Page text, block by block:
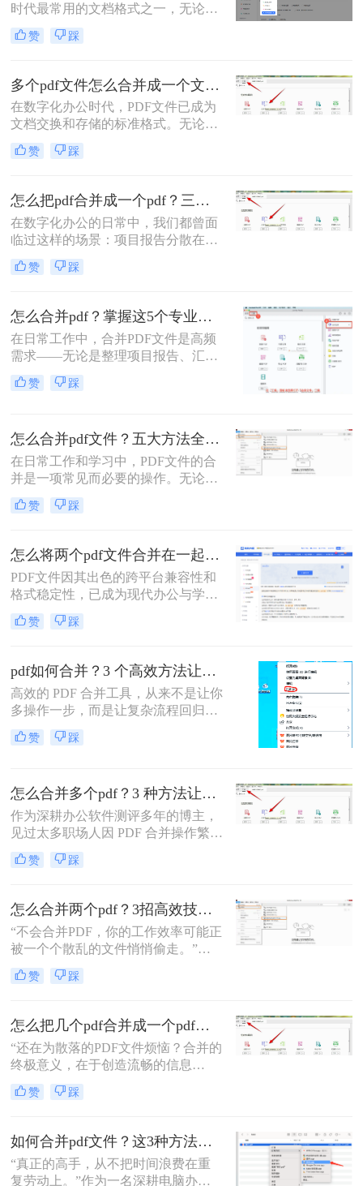
时代最常用的文档格式之一，无论是
学术论文、商务报告、电子书还是官
方文件，PDF都能保持原始格式在不
作和学习中，我们常常需要将多个
PDF文件合并成一个，以方便管理、
分享或打印。那么怎么把多个pdf文件
合并成一个呢？本文将全面解析多种
PDF合并方法，帮助您根据具体需求
选择最合适的解决方案。
赞 踩
多个pdf文件怎么合并成一个文件？从新手到高手的完整指南！
在数字化办公时代，PDF文件已成为
文档交换和存储的标准格式。无论是
学术研究、工作报告还是法律文件，
我们经常需要将多个PDF文件整合为
对这一需求时常常感到困惑。那么多
个pdf文件怎么合并成一个文件呢？本
文将详细介绍七种常用且高效的PDF
合并方法，涵盖不同平台、使用场景
和技术水平，助您轻松应对各种PDF
处理需求。
赞 踩
怎么把pdf合并成一个pdf？三招教你高效整合关键信息！
在数字化办公的日常中，我们都曾面
临过这样的场景：项目报告分散在多
个PDF里，学术论文章节各自独立，
或是一堆扫描合同需要整合。PDF合
响着我们的信息处理效率与专业形
象。那么怎么把pdf合并成一个pdf
呢？今天，作为一名深耕办公软件领
域多年的测评博主，我将为你揭秘三
种最高效的PDF合并方案，帮你彻底
摆脱文档管理的困扰。
赞 踩
怎么合并pdf？掌握这5个专业方法，效率提升300%！
在日常工作中，合并PDF文件是高频
需求——无论是整理项目报告、汇总
客户资料，还是准备学术论文。但许
多人仍在用低效、有风险的方法处理
我今天为你带来一份系统、专业的
PDF合并指南，助你告别效率低下与
安全隐患。
赞 踩
怎么合并pdf文件？五大方法全解析！
在日常工作和学习中，PDF文件的合
并是一项常见而必要的操作。无论是
整理报告、合并多个章节的电子书，
还是将扫描件整合为一份完整文档，
而，面对市场上琳琅满目的工具和方
法，许多用户往往感到困惑：哪种方
法最快捷？哪种最安全？怎么合并pdf
文件=
赞 踩
怎么将两个pdf文件合并在一起？五大方法全面解析！
PDF文件因其出色的跨平台兼容性和
格式稳定性，已成为现代办公与学术
交流中不可或缺的文件格式。然而，
当我们面对需要整合多个PDF文档的
任务就成为了一个常见挑战。
赞 踩
pdf如何合并？3 个高效方法让办公效率翻倍！
高效的 PDF 合并工具，从来不是让你
多操作一步，而是让复杂流程回归简
单本质。职场中，谁没遇到过需要将
多个 PDF 文件合并的场景？项目报告
整合为完整文档。
赞 踩
怎么合并多个pdf？3 种方法让效率翻倍”！
作为深耕办公软件测评多年的博主，
见过太多职场人因 PDF 合并操作繁
琐、格式错乱、隐私泄露踩坑。其实
选对方法，1 分钟就能搞定多文件合
赞 踩
怎么合并两个pdf？3招高效技巧，让你告别杂乱文档！
“不会合并PDF，你的工作效率可能正
被一个个散乱的文件悄悄偷走。”作
为一名从事电脑办公软件测评多年的
博主，小编经常被粉丝问到：“怎么
背后却藏着效率的巨大分水岭。职场
办公人群和自媒体创作者们，常常陷
入信息碎片化、操作繁琐和安全隐忧
的困境。
赞 踩
怎么把几个pdf合并成一个pdf文件？合并文件的四大高效秘籍，总有一款适合你！
“还在为散落的PDF文件烦恼？合并的
终极意义，在于创造流畅的信息
流。”身为一名深耕电脑办公软件测
评多年的博主，我深知高效处理文档
点。面对数十份零散的PDF——可能
是项目报告的不同章节、分散的合同
附件，或是零散的参考资料
赞 踩
如何合并pdf文件？这3种方法让你效率翻倍！
“真正的高手，从不把时间浪费在重
复劳动上。”作为一名深耕电脑办公